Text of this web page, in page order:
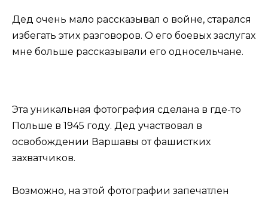
Дед очень мало рассказывал о войне, старался
избегать этих разговоров. О его боевых заслугах
мне больше рассказывали его односельчане.
Эта уникальная фотография сделана в где-то
Польше в 1945 году. Дед участвовал в
освобождении Варшавы от фашистких
захватчиков.
Возможно, на этой фотографии запечатлен